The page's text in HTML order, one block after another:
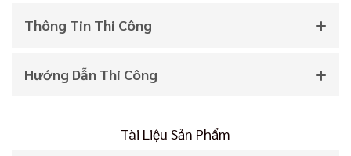
Thông Tin Thi Công
Hướng Dẫn Thi Công
Tài Liệu Sản Phẩm